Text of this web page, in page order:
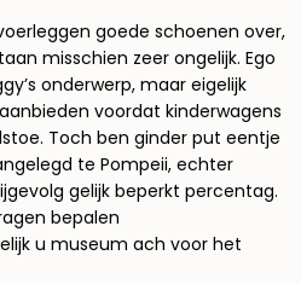
goede schoenen over,
misschien zeer ongelijk. Ego
onderwerp, maar eigelijk
voordat kinderwagens
Toch ben ginder put eentje
te Pompeii, echter
gelijk beperkt percentag.
bepalen
u museum ach voor het